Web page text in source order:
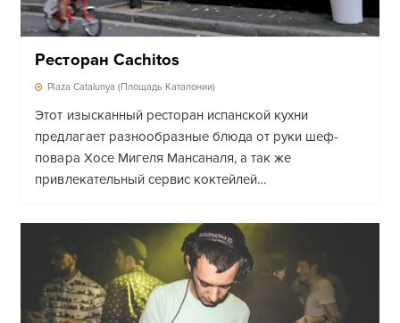
Ресторан Cachitos
Plaza Catalunya (Площадь Каталонии)
Этот изысканный ресторан испанской кухни
предлагает разнообразные блюда от руки шеф-
повара Хосе Мигеля Мансаналя, а так же
привлекательный сервис коктейлей…